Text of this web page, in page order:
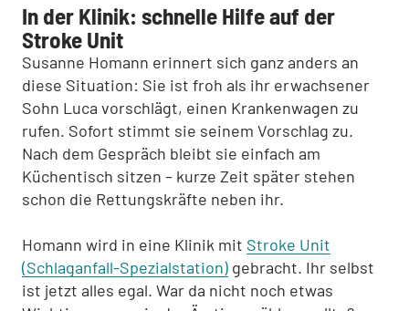
In der Klinik: schnelle Hilfe auf der
Stroke Unit
Susanne Homann erinnert sich ganz anders an
diese Situation: Sie ist froh als ihr erwachsener
Sohn Luca vorschlägt, einen Krankenwagen zu
rufen. Sofort stimmt sie seinem Vorschlag zu.
Nach dem Gespräch bleibt sie einfach am
Küchentisch sitzen – kurze Zeit später stehen
schon die Rettungskräfte neben ihr.
Homann wird in eine Klinik mit Stroke Unit
(Schlaganfall-Spezialstation) gebracht. Ihr selbst
ist jetzt alles egal. War da nicht noch etwas